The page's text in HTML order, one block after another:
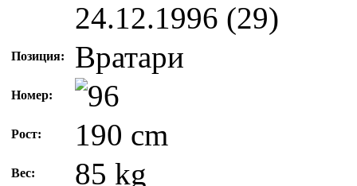
24.12.1996 (29)
Позиция: Вратари
Номер:
Рост: 190 cm
Вес: 85 kg